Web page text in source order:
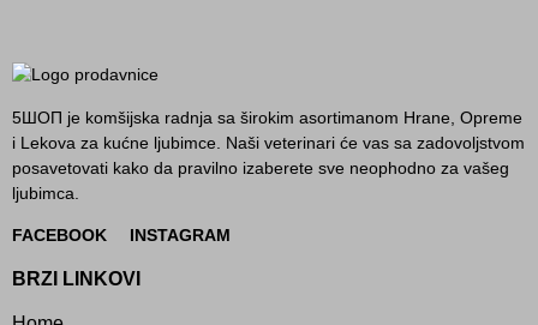
5ШОП je komšijska radnja sa širokim asortimanom Hrane, Opreme
i Lekova za kućne ljubimce. Naši veterinari će vas sa zadovoljstvom
posavetovati kako da pravilno izaberete sve neophodno za vašeg
ljubimca.
FACEBOOK INSTAGRAM
BRZI LINKOVI